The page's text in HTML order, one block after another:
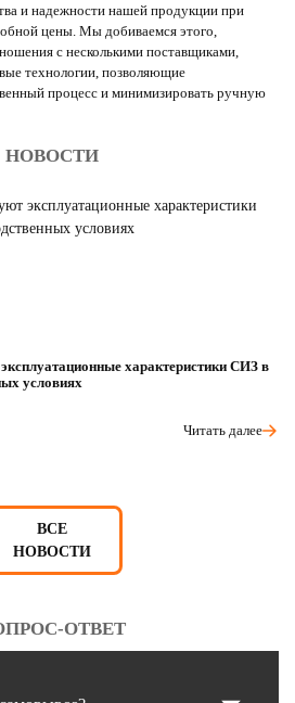
и надежности нашей продукции при
цены. Мы добиваемся этого,
с несколькими поставщиками,
технологии, позволяющие
процесс и минимизировать ручную
НОВОСТИ
характеристики СИЗ в
условиях
Читать далее
ВСЕ
НОВОСТИ
ОТВЕТ